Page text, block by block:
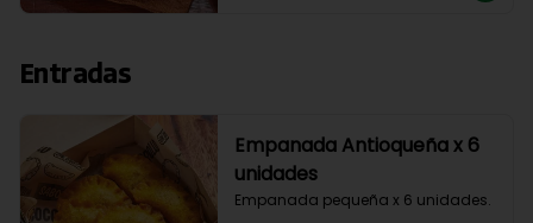
Entradas
Empanada Antioqueña x 6
unidades
Empanada pequeña x 6 unidades.